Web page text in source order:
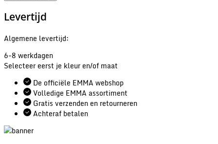
Levertijd
Algemene levertijd:
6-8 werkdagen
Selecteer eerst je kleur en/of maat
De officiële EMMA webshop
Volledige EMMA assortiment
Gratis verzenden en retourneren
Achteraf betalen